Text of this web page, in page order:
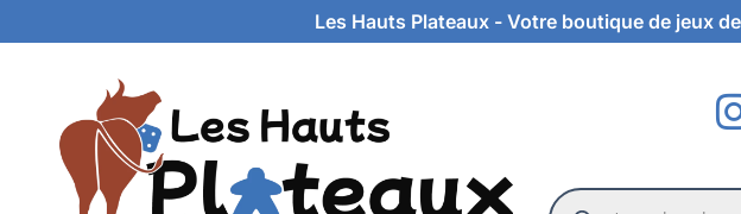
Les Hauts Plateaux - Votre boutique de jeux